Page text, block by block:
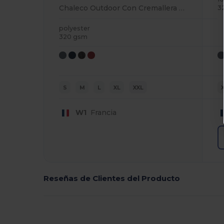
Chaleco Outdoor Con Cremallera De Un Cuarto
polyester
320 gsm
S M L XL XXL
W1 Francia
Reseñas de Clientes del Producto